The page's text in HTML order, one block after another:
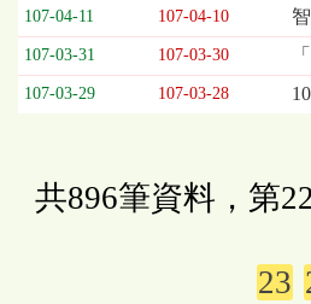
107-04-11 107-04-10
107-03-31 107-03-30
107-03-29 107-03-28
共896筆資料，第22
23